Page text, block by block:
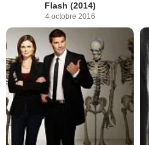
Flash (2014)
4 octobre 2016